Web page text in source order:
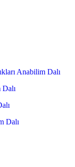
Anabilim Dalı
Dalı